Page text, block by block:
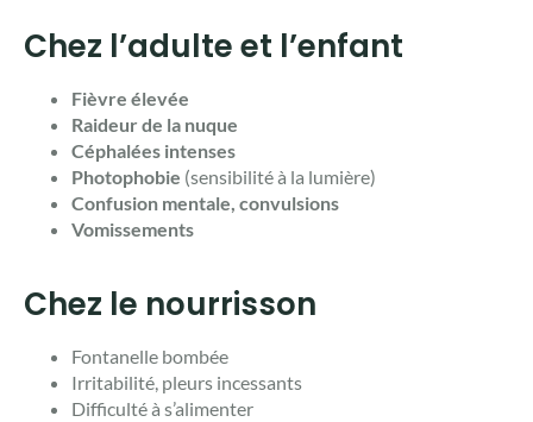
Chez l’adulte et l’enfant
Fièvre élevée
Raideur de la nuque
Céphalées intenses
Photophobie (sensibilité à la lumière)
Confusion mentale, convulsions
Vomissements
Chez le nourrisson
Fontanelle bombée
Irritabilité, pleurs incessants
Difficulté à s’alimenter